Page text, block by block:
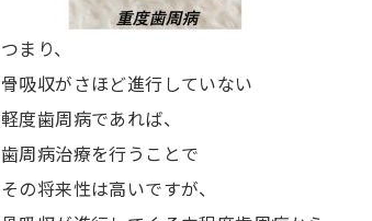
つまり、
骨吸収がさほど進行していない
軽度歯周病であれば、
歯周病治療を行うことで
その将来性は高いですが、